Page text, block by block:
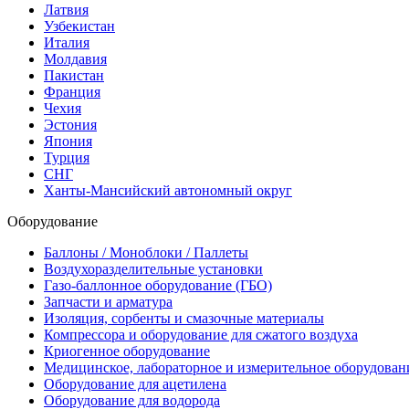
Латвия
Узбекистан
Италия
Молдавия
Пакистан
Франция
Чехия
Эстония
Япония
Турция
СНГ
Ханты-Мансийский автономный округ
Оборудование
Баллоны / Моноблоки / Паллеты
Воздухоразделительные установки
Газо-баллонное оборудование (ГБО)
Запчасти и арматура
Изоляция, сорбенты и смазочные материалы
Компрессора и оборудование для сжатого воздуха
Криогенное оборудование
Медицинское, лабораторное и измерительное
Оборудование для ацетилена
Оборудование для водорода